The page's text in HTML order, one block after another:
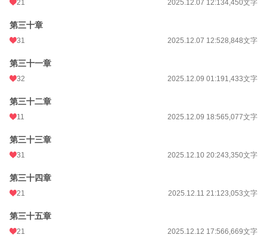
21 2025.12.07 12:134,450文字
第三十章
31 2025.12.07 12:528,848文字
第三十一章
32 2025.12.09 01:191,433文字
第三十二章
11 2025.12.09 18:565,077文字
第三十三章
31 2025.12.10 20:243,350文字
第三十四章
21 2025.12.11 21:123,053文字
第三十五章
21 2025.12.12 17:566,669文字